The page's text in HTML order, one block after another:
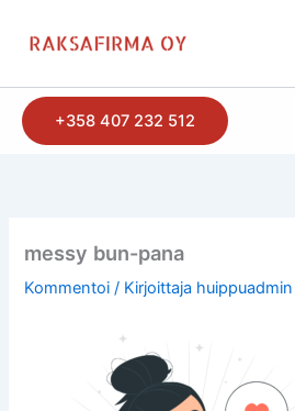
sisältöön
+358 407 232 512
messy bun-pana
Kommentoi / Kirjoittaja